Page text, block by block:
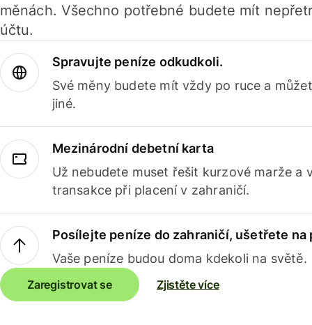
měnách. Všechno potřebné budete mít
účtu.
Spravujte peníze odkudkoli.
Své měny budete mít vždy po ruce a
jiné.
Mezinárodní debetní karta
Už nebudete muset řešit kurzové marže a
transakce při placení v zahraničí.
Posílejte peníze do zahraničí, ušetřete na
Vaše peníze budou doma kdekoli na světě.
Zaregistrovat se Zjistěte více